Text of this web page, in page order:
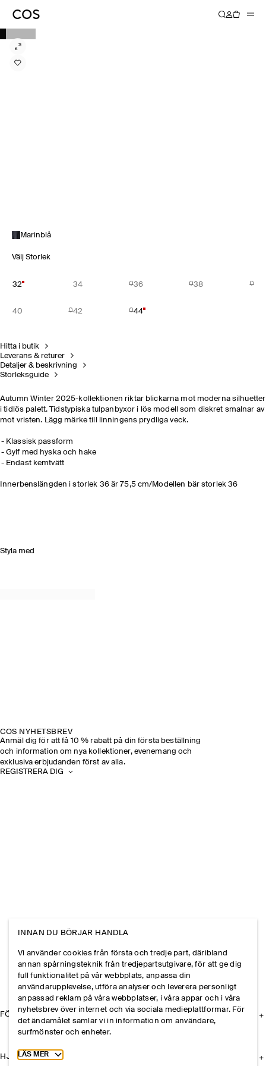
Marinblå
Välj Storlek
32 34 36 38
40 42 44
Hitta i butik
Leverans & returer
Detaljer & beskrivning
Storleksguide
Autumn Winter 2025-kollektionen riktar blickarna mot moderna silhuetter
i tidlös palett. Tidstypiska tulpanbyxor i lös modell som diskret smalnar av
mot vristen. Lägg märke till linningens prydliga veck.
Klassisk passform
Gylf med hyska och hake
Endast kemtvätt
Innerbenslängden i storlek 36 är 75,5 cm/Modellen bär storlek 36
Styla med
COS NYHETSBREV
Anmäl dig för att få 10 % rabatt på din första beställning
och information om nya kollektioner, evenemang och
exklusiva erbjudanden först av alla.
REGISTRERA DIG
FÖRETAGET
HJÄLP
INNAN DU BÖRJAR HANDLA
Vi använder cookies från första och tredje part, däribland
annan spårningsteknik från tredjepartsutgivare, för att ge dig
full funktionalitet på vår webbplats, anpassa din
användarupplevelse, utföra analyser och leverera personligt
anpassad reklam på våra webbplatser, i våra appar och i våra
nyhetsbrev över internet och via sociala medieplattformar. För
det ändamålet samlar vi in information om användare,
surfmönster och enheter.
Toggle more cookie information
LÄS MER